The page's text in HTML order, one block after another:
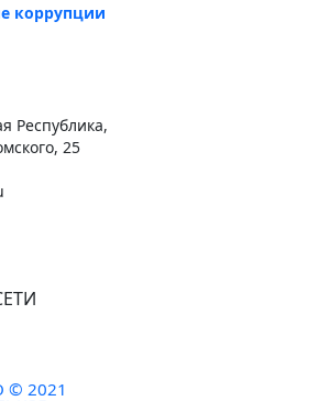
коррупции
Республика,
25
2021